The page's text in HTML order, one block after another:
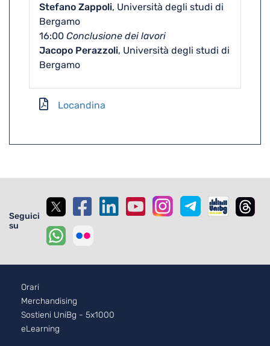
Stefano Zappoli, Università degli studi di
Bergamo
16:00 Conclusione dei lavori
Jacopo Perazzoli, Università degli studi di
Bergamo
Locandina
Seguici
su
Footer - 2
Orari
Merchandising
Sostieni UniBg - 5x1000
eLearning